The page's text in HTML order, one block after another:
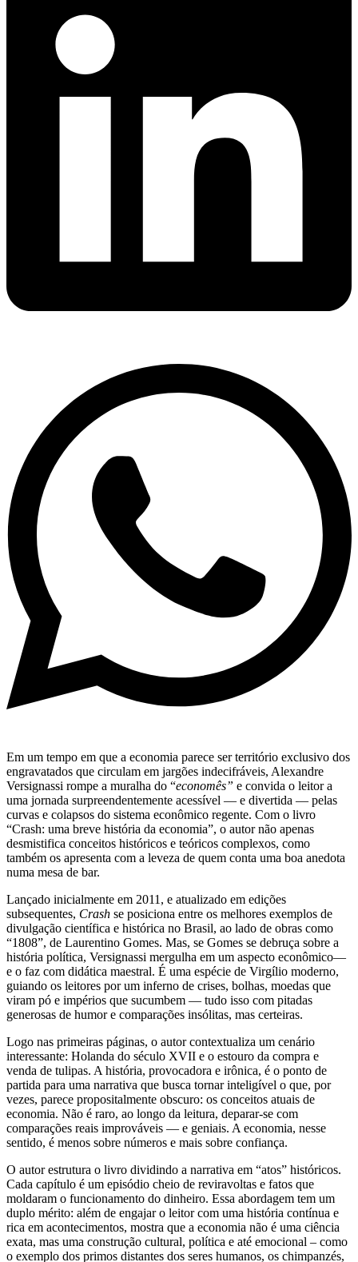
Em um tempo em que a economia parece ser território exclusivo dos
engravatados que circulam em jargões indecifráveis, Alexandre
Versignassi rompe a muralha do “economês” e convida o leitor a
uma jornada surpreendentemente acessível — e divertida — pelas
curvas e colapsos do sistema econômico regente. Com o livro
“Crash: uma breve história da economia”, o autor não apenas
desmistifica conceitos históricos e teóricos complexos, como
também os apresenta com a leveza de quem conta uma boa anedota
numa mesa de bar.
Lançado inicialmente em 2011, e atualizado em edições
subsequentes, Crash se posiciona entre os melhores exemplos de
divulgação científica e histórica no Brasil, ao lado de obras como
“1808”, de Laurentino Gomes. Mas, se Gomes se debruça sobre a
história política, Versignassi mergulha em um aspecto econômico—
e o faz com didática maestral. É uma espécie de Virgílio moderno,
guiando os leitores por um inferno de crises, bolhas, moedas que
viram pó e impérios que sucumbem — tudo isso com pitadas
generosas de humor e comparações insólitas, mas certeiras.
Logo nas primeiras páginas, o autor contextualiza um cenário
interessante: Holanda do século XVII e o estouro da compra e
venda de tulipas. A história, provocadora e irônica, é o ponto de
partida para uma narrativa que busca tornar inteligível o que, por
vezes, parece propositalmente obscuro: os conceitos atuais de
economia. Não é raro, ao longo da leitura, deparar-se com
comparações reais improváveis — e geniais. A economia, nesse
sentido, é menos sobre números e mais sobre confiança.
O autor estrutura o livro dividindo a narrativa em “atos” históricos.
Cada capítulo é um episódio cheio de reviravoltas e fatos que
moldaram o funcionamento do dinheiro. Essa abordagem tem um
duplo mérito: além de engajar o leitor com uma história contínua e
rica em acontecimentos, mostra que a economia não é uma ciência
exata, mas uma construção cultural, política e até emocional – como
o exemplo dos primos distantes dos seres humanos, os chimpanzés,